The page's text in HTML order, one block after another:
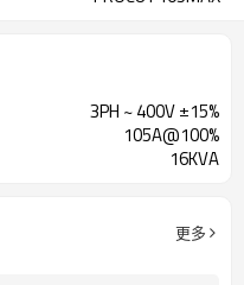
3PH ~ 400V ±15%
105A@100%
16KVA
更多